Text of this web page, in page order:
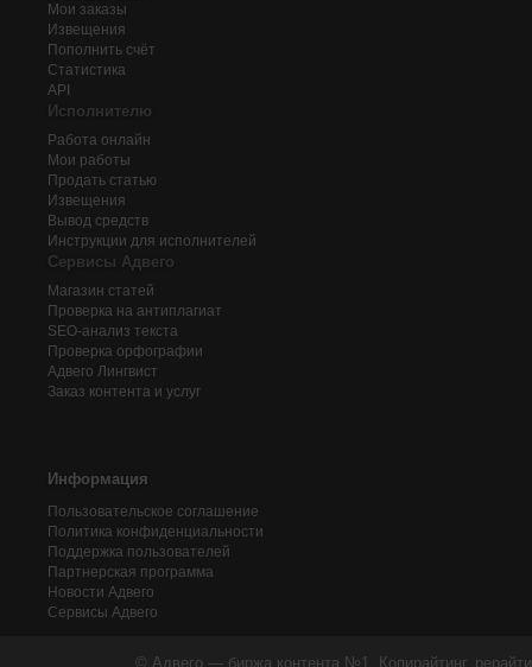
Мои заказы
Извещения
Пополнить счёт
Статистика
API
Исполнителю
Работа онлайн
Мои работы
Продать статью
Извещения
Вывод средств
Инструкции для исполнителей
Сервисы Адвего
Магазин статей
Проверка на антиплагиат
SEO-анализ текста
Проверка орфографии
Адвего Лингвист
Заказ контента и услуг
Информация
Пользовательское соглашение
Политика конфиденциальности
Поддержка пользователей
Партнерская программа
Новости Адвего
Сервисы Адвего
© Адвего — биржа контента №1. Копирайтинг,